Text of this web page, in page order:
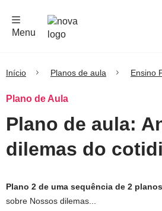
Menu
Início Planos de aula Ensino
Plano de Aula
Plano de aula:
dilemas do
Plano 2 de uma sequência de 2
sobre Nossos dilemas...